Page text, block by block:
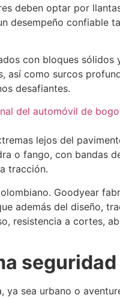
deben optar por
desempeño confiable
con bloques
así como surcos
desafiantes.
del automóvil de
lejos del
o fango, con bandas
tracción.
Goodyear
además del diseño,
resistencia a cortes,
ya sea urbano o